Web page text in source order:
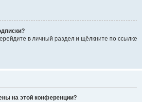
в личный раздел и щёлкните по ссылке
на этой конференции?